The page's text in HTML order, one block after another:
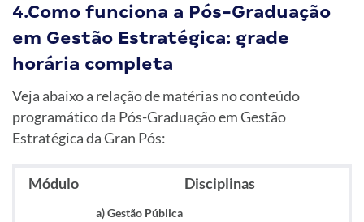
4.Como funciona a Pós-Graduação
em Gestão Estratégica: grade
horária completa
Veja abaixo a relação de matérias no conteúdo
programático da Pós-Graduação em Gestão
Estratégica da Gran Pós:
Módulo Disciplinas
a) Gestão Pública